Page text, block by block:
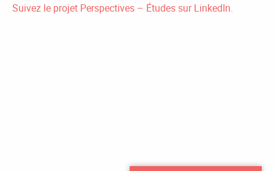
Suivez le projet Perspectives – Études sur LinkedIn.